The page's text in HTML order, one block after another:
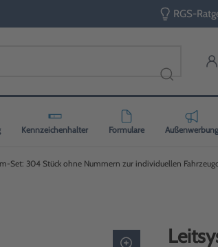
RGS-
Kennzeichenhalter Formulare Außenwerbung
Set: 304 Stück ohne Nummern zur individuellen